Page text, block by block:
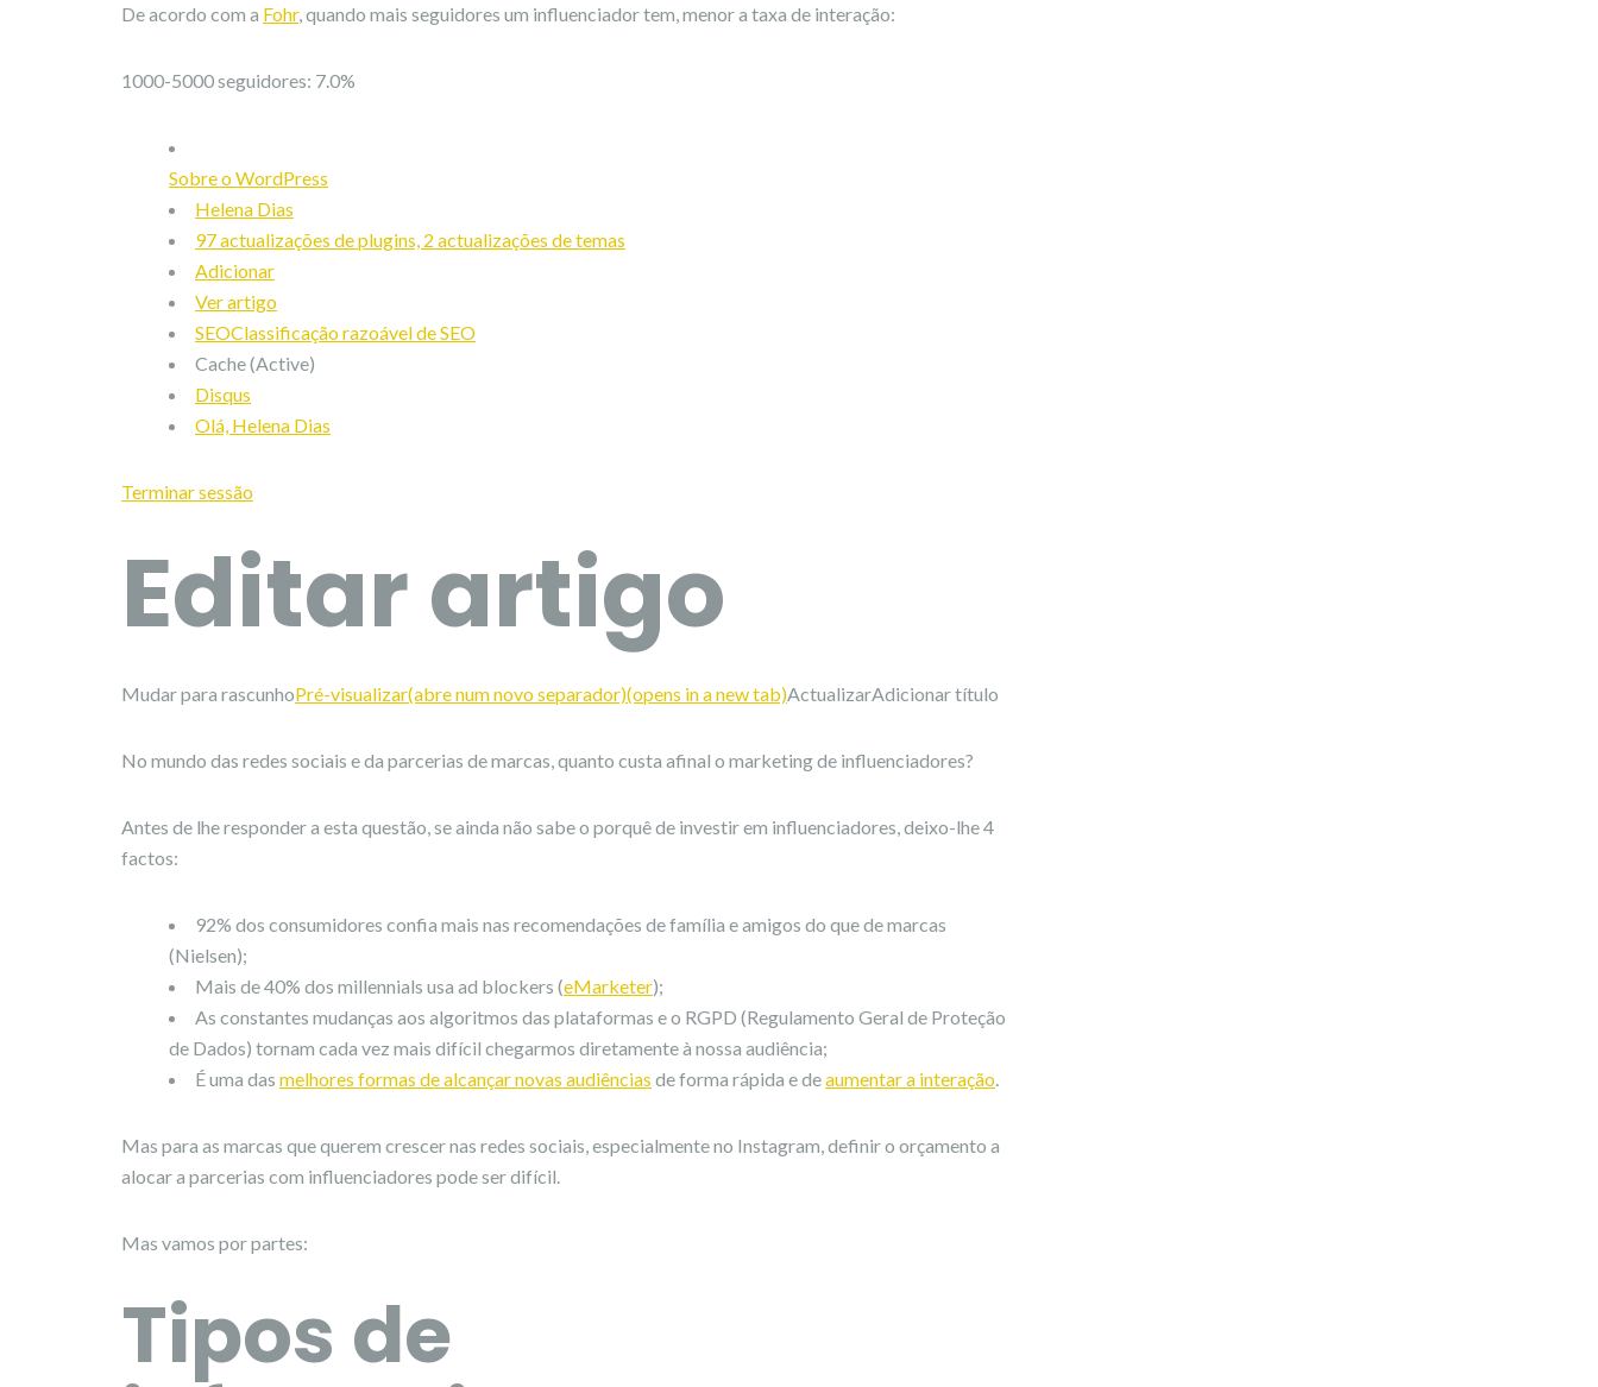
De acordo com a Fohr, quando mais seguidores um influenciador tem, menor a taxa de interação:
1000-5000 seguidores: 7.0%
Sobre o WordPress
Helena Dias
97 actualizações de plugins, 2 actualizações de temas
Adicionar
Ver artigo
SEOClassificação razoável de SEO
Cache (Active)
Disqus
Olá, Helena Dias
Terminar sessão
Editar artigo
Mudar para rascunhoPré-visualizar(abre num novo separador)(opens in a new tab)ActualizarAdicionar título
No mundo das redes sociais e da parcerias de marcas, quanto custa afinal o marketing de influenciadores?
Antes de lhe responder a esta questão, se ainda não sabe o porquê de investir em influenciadores, deixo-lhe 4
factos:
92% dos consumidores confia mais nas recomendações de família e amigos do que de marcas
(Nielsen);
Mais de 40% dos millennials usa ad blockers (eMarketer);
As constantes mudanças aos algoritmos das plataformas e o RGPD (Regulamento Geral de Proteção
de Dados) tornam cada vez mais difícil chegarmos diretamente à nossa audiência;
É uma das melhores formas de alcançar novas audiências de forma rápida e deaumentar a interação.
Mas para as marcas que querem crescer nas redes sociais, especialmente no Instagram, definir o orçamento a
alocar a parcerias com influenciadores pode ser difícil.
Mas vamos por partes:
Tipos de